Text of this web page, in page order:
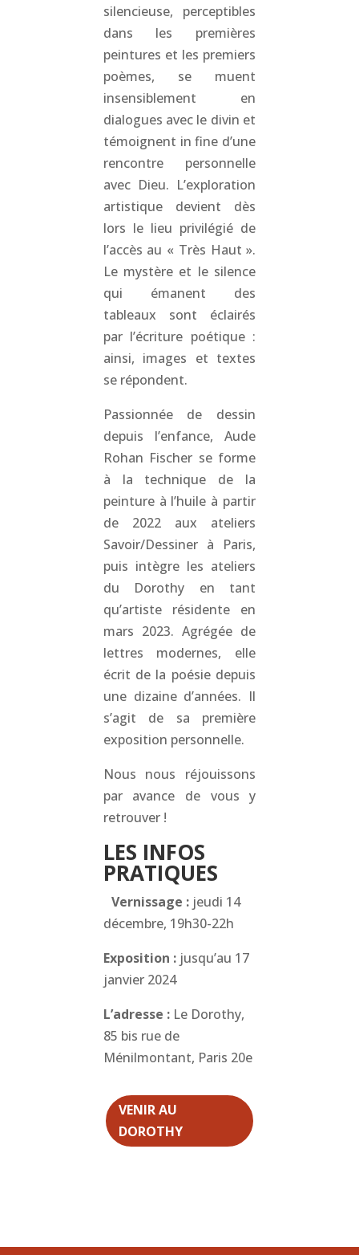
silencieuse, perceptibles
dans les premières
peintures et les premiers
poèmes, se muent
insensiblement en
dialogues avec le divin et
témoignent in fine d’une
rencontre personnelle
avec Dieu. L’exploration
artistique devient dès
lors le lieu privilégié de
l’accès au « Très Haut ».
Le mystère et le silence
qui émanent des
tableaux sont éclairés
par l’écriture poétique :
ainsi, images et textes
se répondent.
Passionnée de dessin
depuis l’enfance, Aude
Rohan Fischer se forme
à la technique de la
peinture à l’huile à partir
de 2022 aux ateliers
Savoir/Dessiner à Paris,
puis intègre les ateliers
du Dorothy en tant
qu’artiste résidente en
mars 2023. Agrégée de
lettres modernes, elle
écrit de la poésie depuis
une dizaine d’années. Il
s’agit de sa première
exposition personnelle.
Nous nous réjouissons
par avance de vous y
retrouver !
LES INFOS
PRATIQUES
Vernissage :jeudi 14
décembre, 19h30-22h
Exposition :jusqu’au 17
janvier 2024
L’adresse :Le Dorothy,
85 bis rue de
Ménilmontant, Paris 20e
VENIR AU
DOROTHY